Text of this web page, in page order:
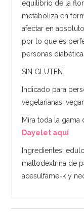
equilibrio de la
metaboliza en
afectar en
por lo que es
personas
SIN GLUTEN.
Indicado para
vegetarianas,
Mira toda la gama
Dayelet aquí
Ingredientes:
maltodextrina de
acesulfame-k y